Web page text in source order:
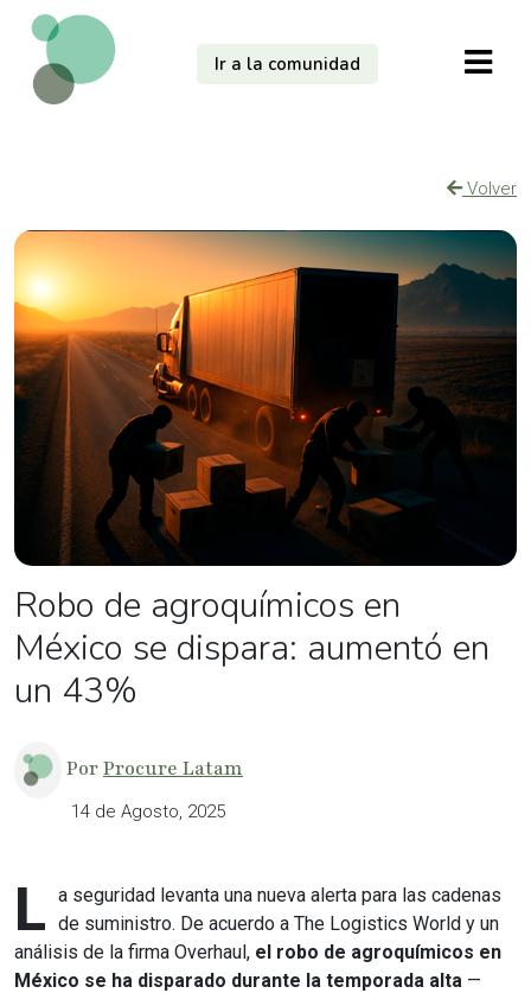
Ir a la comunidad
Volver
Robo de agroquímicos en
México se dispara: aumentó en
un 43%
PorProcure Latam
14 de Agosto, 2025
L a seguridad levanta una nueva alerta para las cadenas
de suministro. De acuerdo a The Logistics World y un
análisis de la firma Overhaul, el robo de agroquímicos en
México se ha disparado durante la temporada alta —